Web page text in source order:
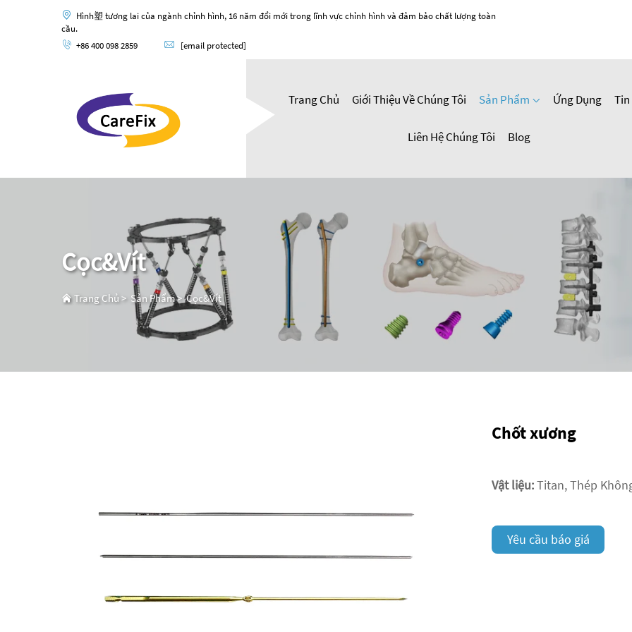
Hình塑 tương lai của ngành chỉnh hình, 16 năm đổi mới trong lĩnh vực chỉnh hình và đảm bảo chất lượng toàn
cầu.
+86 400 098 2859
[email protected]
Trang Chủ Giới Thiệu Về Chúng Tôi Sản Phẩm Ứng Dụng Tin
Liên Hệ Chúng Tôi Blog
Cọc&Vít
Trang Chủ> Sản Phẩm>Cọc&Vít
Chốt xương
Vật liệu:Titan, Thép
Yêu cầu báo giá